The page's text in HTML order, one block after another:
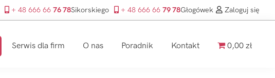
+ 48 666 66 76 78Sikorskiego + 48 666 66 79 78Głogówek Zaloguj się
Serwis dla firm O nas Poradnik Kontakt 0,00 zł